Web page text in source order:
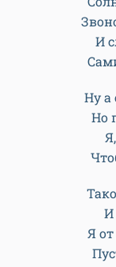
Спасибо
Себя в
И этот,
Нас
Мне
Был